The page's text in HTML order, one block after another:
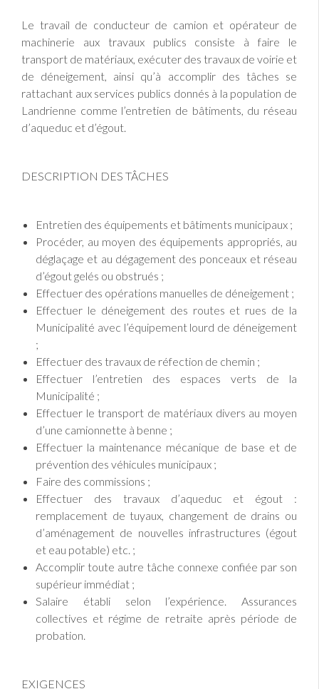
Le travail de conducteur de camion et opérateur de
machinerie aux travaux publics consiste à faire le
transport de matériaux, exécuter des travaux de voirie et
de déneigement, ainsi qu’à accomplir des tâches se
rattachant aux services publics donnés à la population de
Landrienne comme l’entretien de bâtiments, du réseau
d’aqueduc et d’égout.
DESCRIPTION DES TÂCHES
Entretien des équipements et bâtiments municipaux ;
Procéder, au moyen des équipements appropriés, au
déglaçage et au dégagement des ponceaux et réseau
d’égout gelés ou obstrués ;
Effectuer des opérations manuelles de déneigement ;
Effectuer le déneigement des routes et rues de la
Municipalité avec l’équipement lourd de déneigement
;
Effectuer des travaux de réfection de chemin ;
Effectuer l’entretien des espaces verts de la
Municipalité ;
Effectuer le transport de matériaux divers au moyen
d’une camionnette à benne ;
Effectuer la maintenance mécanique de base et de
prévention des véhicules municipaux ;
Faire des commissions ;
Effectuer des travaux d’aqueduc et égout :
remplacement de tuyaux, changement de drains ou
d’aménagement de nouvelles infrastructures (égout
et eau potable) etc. ;
Accomplir toute autre tâche connexe confiée par son
supérieur immédiat ;
Salaire établi selon l’expérience. Assurances
collectives et régime de retraite après période de
probation.
EXIGENCES